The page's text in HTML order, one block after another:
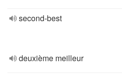
second-best
deuxième meilleur